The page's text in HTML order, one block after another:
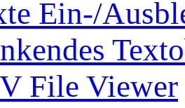
Ein-/
File Viewer